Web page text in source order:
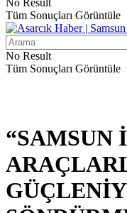
No Result
Tüm Sonuçları Görüntüle
No Result
Tüm Sonuçları Görüntüle
“SAMSUN